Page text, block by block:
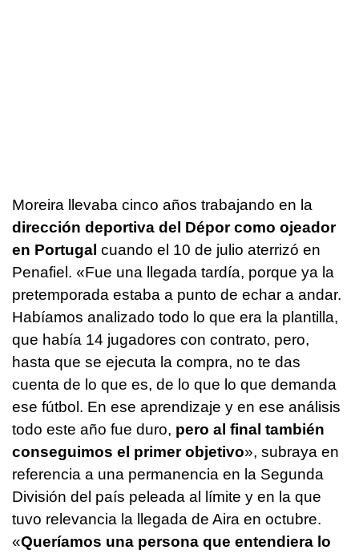
Moreira llevaba cinco años trabajando en la
dirección deportiva del Dépor como ojeador
en Portugal cuando el 10 de julio aterrizó en
Penafiel. «Fue una llegada tardía, porque ya la
pretemporada estaba a punto de echar a andar.
Habíamos analizado todo lo que era la plantilla,
que había 14 jugadores con contrato, pero,
hasta que se ejecuta la compra, no te das
cuenta de lo que es, de lo que lo que demanda
ese fútbol. En ese aprendizaje y en ese análisis
todo este año fue duro, pero al final también
conseguimos el primer objetivo», subraya en
referencia a una permanencia en la Segunda
División del país peleada al límite y en la que
tuvo relevancia la llegada de Aira en octubre.
«Queríamos una persona que entendiera lo